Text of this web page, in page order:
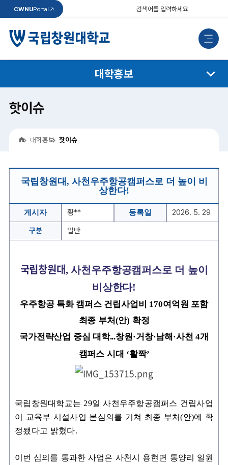
검
CWNUPortal
모
메
대학홍보
핫이슈
홈
대학홍보 핫이슈
세
국립창원대, 사천우주항공캠퍼스로 더 높이 비
상한다!
게시자 황** 등록일
2026. 5. 29
구분
일반
국립창원대, 사천우주항공캠퍼스로 더 높이
비상한다!
우주항공 특화 캠퍼스 건립사업비 170여억원 포함
최종 부처(안) 확정
국가전략산업 중심 대학...창원·거창·남해·사천 4개
캠퍼스 시대 ‘활짝’
국립창원대학교는 29일 사천우주항공캠퍼스 건립사업
이 교육부 시설사업 본심의를 거쳐 최종 부처(안)에 확
정됐다고 밝혔다.
이번 심의를 통과한 사업은 사천시 용현면 통양리 일원